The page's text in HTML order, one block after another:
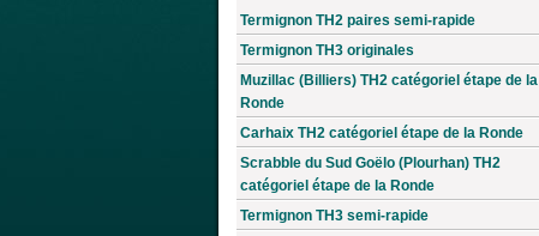
Termignon TH2 paires semi-rapide
Termignon TH3 originales
Muzillac (Billiers) TH2 catégoriel étape de la
Ronde
Carhaix TH2 catégoriel étape de la Ronde
Scrabble du Sud Goëlo (Plourhan) TH2
catégoriel étape de la Ronde
Termignon TH3 semi-rapide